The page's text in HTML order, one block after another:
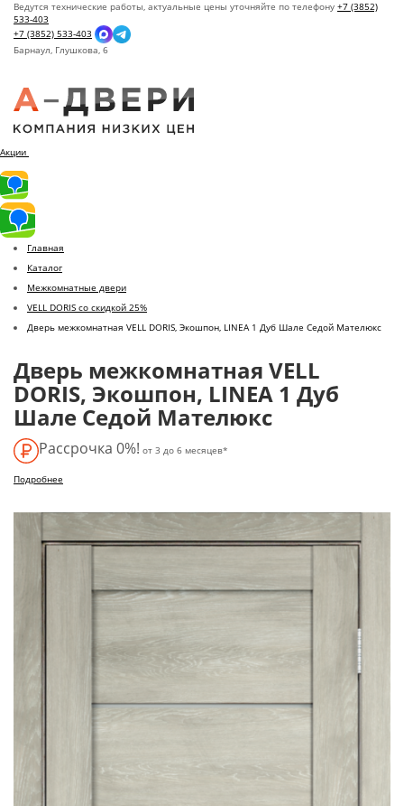
Ведутся технические работы, актуальные цены уточняйте по телефону +7 (3852)
533-403
+7 (3852) 533-403
Барнаул, Глушкова, 6
Акции
Главная
Каталог
Межкомнатные двери
VELL DORIS со скидкой 25%
Дверь межкомнатная VELL DORIS, Экошпон, LINEA 1 Дуб Шале Седой Мателюкс
Дверь межкомнатная VELL
DORIS, Экошпон, LINEA 1 Дуб
Шале Седой Мателюкс
Рассрочка 0%! от 3 до 6 месяцев*
Подробнее